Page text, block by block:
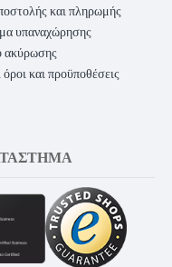
και πληρωμής
υπαναχώρησης
ακύρωσης
όροι και προϋποθέσεις